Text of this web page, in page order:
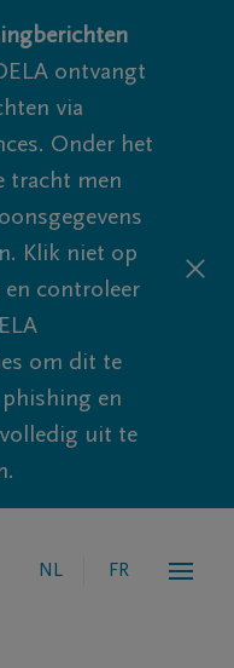
ontvangt
via
Onder het
tracht men
Klik niet op
controleer
om dit te
en
uit te
NL FR